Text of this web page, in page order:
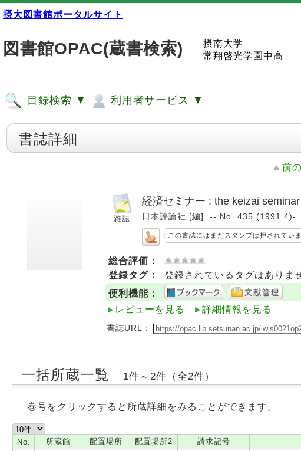
摂大図書館ポータルサイト
図書館OPAC(蔵書検索)
摂南大学
常翔啓光学園中高
目録検索 ▼ 利用者サービス ▼
書誌詳細
前
経済セミナー : the keizai seminar
日本評論社 [編]. -- No. 435 (1991.4)-
この書誌にはまだスタンプは押されていま
総合評価：
登録タグ：
登録されているタグはありま
便利機能：
レビューを見る
詳細情報を見る
書誌URL：
一括所蔵一覧 1件～2件（全2件）
巻号をクリックすると所蔵詳細をみることができます。
No. 所蔵館 配置場所 配置場所2 請求記号